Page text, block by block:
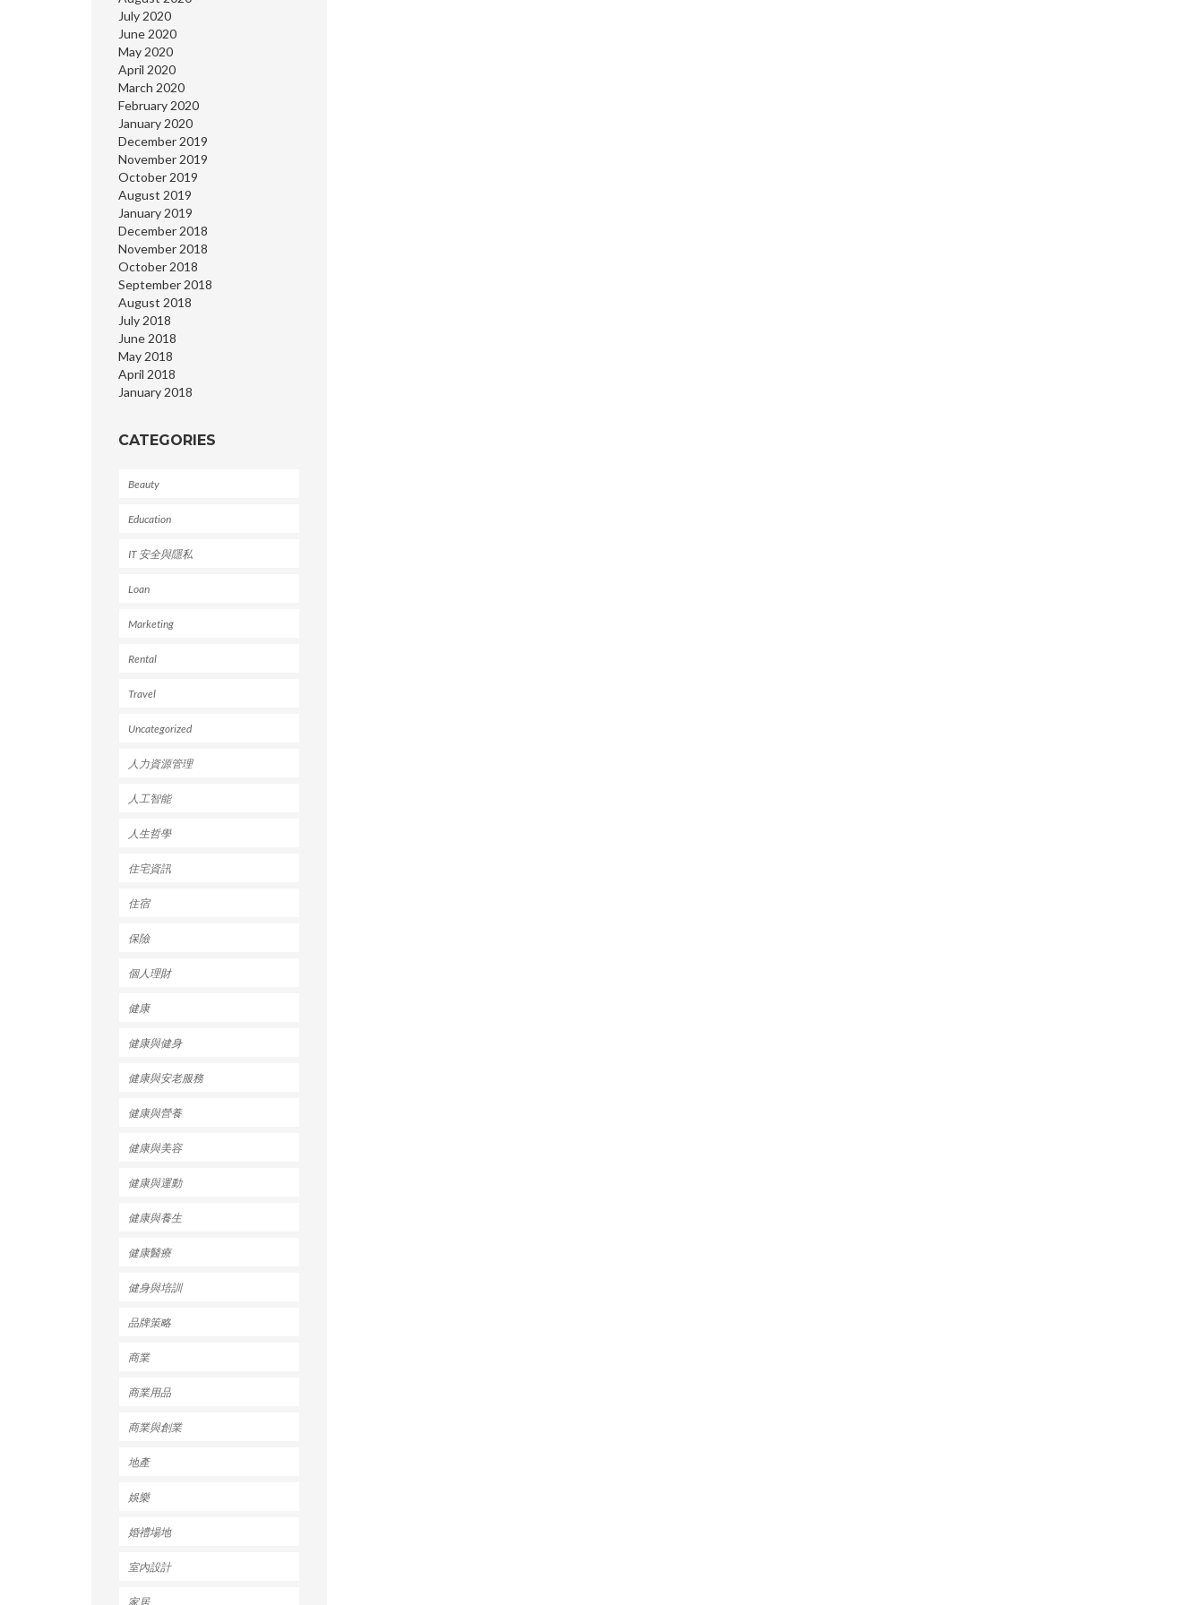
July 2020
June 2020
May 2020
April 2020
March 2020
February 2020
January 2020
December 2019
November 2019
October 2019
August 2019
January 2019
December 2018
November 2018
October 2018
September 2018
August 2018
July 2018
June 2018
May 2018
April 2018
January 2018
CATEGORIES
Beauty
Education
IT 安全與隱私
Loan
Marketing
Rental
Travel
Uncategorized
人力資源管理
人工智能
人生哲學
住宅資訊
住宿
保險
個人理財
健康
健康與健身
健康與安老服務
健康與營養
健康與美容
健康與運動
健康與養生
健康醫療
健身與培訓
品牌策略
商業
商業用品
商業與創業
地產
娛樂
婚禮場地
室內設計
家居